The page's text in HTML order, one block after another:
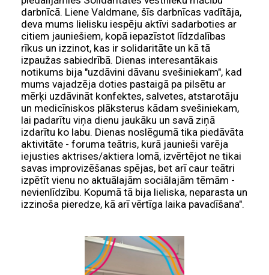
darbnīcā. Liene Valdmane, šīs darbnīcas vadītāja,
deva mums lielisku iespēju aktīvi sadarboties ar
citiem jauniešiem, kopā iepazīstot līdzdalības
rīkus un izzinot, kas ir solidaritāte un kā tā
izpaužas sabiedrībā. Dienas interesantākais
notikums bija "uzdāvini dāvanu svešiniekam", kad
mums vajadzēja doties pastaigā pa pilsētu ar
mērķi uzdāvināt konfektes, salvetes, atstarotāju
un medicīniskos plāksterus kādam svešiniekam,
lai padarītu viņa dienu jaukāku un savā ziņā
izdarītu ko labu. Dienas noslēgumā tika piedāvāta
aktivitāte - foruma teātris, kurā jaunieši varēja
iejusties aktrises/aktiera lomā, izvērtējot ne tikai
savas improvizēšanas spējas, bet arī caur teātri
izpētīt vienu no aktuālajām sociālajām tēmām -
nevienlīdzību. Kopumā tā bija lieliska, neparasta un
izzinoša pieredze, kā arī vērtīga laika pavadīšana".